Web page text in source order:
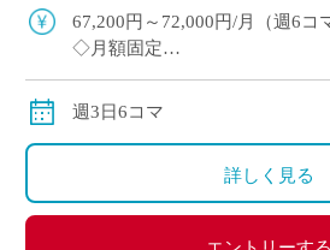
駅徒歩5分で通勤ラクラク ・
67,200円～72,000円/月（週6コ
◇月額固定
週3日6コマ
詳しく見る